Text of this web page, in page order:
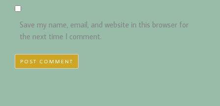
Save my name, email, and website in this browser for
the next time I comment.